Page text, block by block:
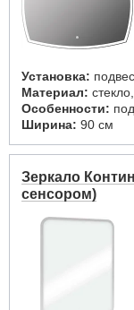
Установка:
Материал:
Особенности:
Ширина: 90 см
Зеркало
сенсором)